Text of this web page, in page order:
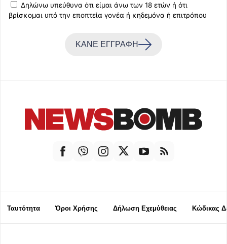
Δηλώνω υπεύθυνα ότι είμαι άνω των 18 ετών ή ότι
βρίσκομαι υπό την εποπτεία γονέα ή κηδεμόνα ή επιτρόπου
ΚΑΝΕ ΕΓΓΡΑΦΗ
Ταυτότητα Όροι Χρήσης Δήλωση Εχεμύθειας Κώδικας